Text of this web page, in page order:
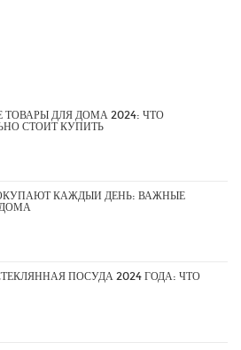
ДЛЯ ДОМА 2024: ЧТО
СТОИТ КУПИТЬ
КАЖДЫЙ ДЕНЬ: ВАЖНЫЕ
ПОСУДА 2024 ГОДА: ЧТО